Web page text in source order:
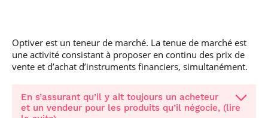
Optiver est un teneur de marché. La tenue de marché est
une activité consistant à proposer en continu des prix de
vente et d’achat d’instruments financiers, simultanément.
En s’assurant qu’il y ait toujours un acheteur
et un vendeur pour les produits qu’il négocie, (lire